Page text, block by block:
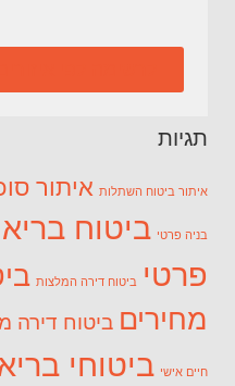
תגיות
איתור ביטוח השתלות איתור
בניה פרטי ביטוח
פרטי ביטוח דירה המלצות
מחירים ביטוח דירה
חיים אישי ביטוחי